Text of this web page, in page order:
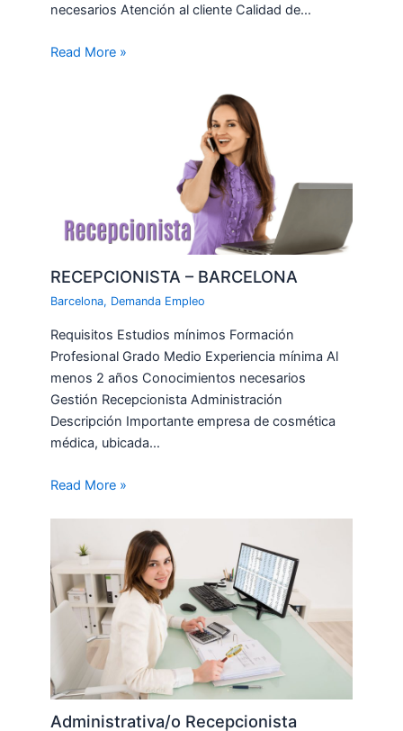
necesarios Atención al cliente Calidad de…
Read More »
RECEPCIONISTA – BARCELONA
Barcelona, Demanda Empleo
Requisitos Estudios mínimos Formación
Profesional Grado Medio Experiencia mínima Al
menos 2 años Conocimientos necesarios
Gestión Recepcionista Administración
Descripción Importante empresa de cosmética
médica, ubicada…
Read More »
Administrativa/o Recepcionista